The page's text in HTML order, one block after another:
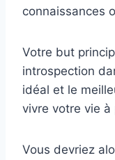
connaissances
Votre but
introspection
idéal et le
vivre votre vie à
Vous devriez